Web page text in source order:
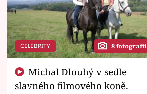
CELEBRITY 8 fotografií
slavného filmového koně.